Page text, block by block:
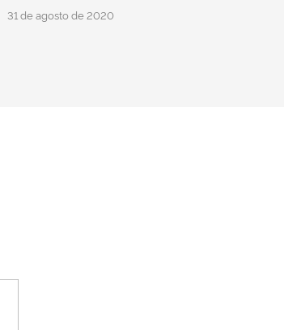
31 de agosto de 2020